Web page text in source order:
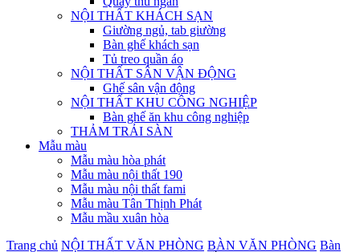
NỘI THẤT KHÁCH SẠN
Giường ngủ, tab giường
Bàn ghế khách sạn
Tủ treo quần áo
NỘI THẤT SÂN VẬN ĐỘNG
Ghế sân vận động
NỘI THẤT KHU CÔNG NGHIỆP
Bàn ghế ăn khu công nghiệp
THẢM TRẢI SÀN
Mẫu màu
Mẫu màu hòa phát
Mẫu màu nội thất 190
Mẫu màu nội thất fami
Mẫu màu Tân Thịnh Phát
Mẫu mầu xuân hòa
Trang chủ NỘI THẤT VĂN PHÒNG BÀN VĂN PHÒNG Bàn